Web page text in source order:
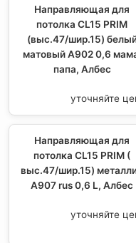
Направляющая для
потолка CL15 PRIM
(выс.47/шир.15)
матовый А902 0,6
папа, Албес
уточняйте
Направляющая для
потолка CL15 PRIM (
выс.47/шир.15)
А907 rus 0,6 L, Албес
уточняйте